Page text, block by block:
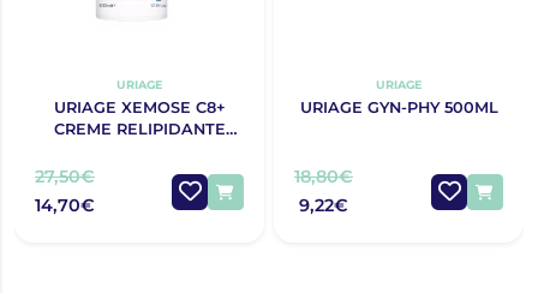
URIAGE
URIAGE XEMOSE C8+
CREME RELIPIDANTE
27,50€
14,70€
URIAGE
URIAGE GYN-PHY 500ML
18,80€
9,22€